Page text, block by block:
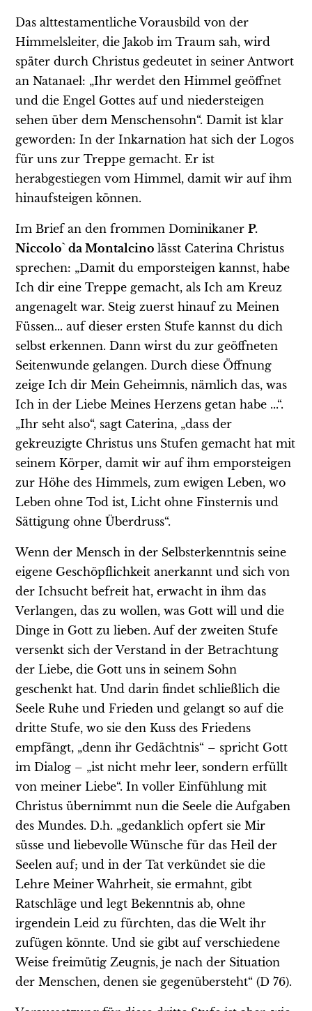
Das alttestamentliche Vorausbild von der
Himmelsleiter, die Jakob im Traum sah, wird
später durch Christus gedeutet in seiner Antwort
an Natanael: „Ihr werdet den Himmel geöffnet
und die Engel Gottes auf und niedersteigen
sehen über dem Menschensohn“. Damit ist klar
geworden: In der Inkarnation hat sich der Logos
für uns zur Treppe gemacht. Er ist
herabgestiegen vom Himmel, damit wir auf ihm
hinaufsteigen können.
Im Brief an den frommen DominikanerP.
Niccolo` da Montalcinolässt Caterina Christus
sprechen: „Damit du emporsteigen kannst, habe
Ich dir eine Treppe gemacht, als Ich am Kreuz
angenagelt war. Steig zuerst hinauf zu Meinen
Füssen... auf dieser ersten Stufe kannst du dich
selbst erkennen. Dann wirst du zur geöffneten
Seitenwunde gelangen. Durch diese Öffnung
zeige Ich dir Mein Geheimnis, nämlich das, was
Ich in der Liebe Meines Herzens getan habe ...“.
„Ihr seht also“, sagt Caterina, „dass der
gekreuzigte Christus uns Stufen gemacht hat mit
seinem Körper, damit wir auf ihm emporsteigen
zur Höhe des Himmels, zum ewigen Leben, wo
Leben ohne Tod ist, Licht ohne Finsternis und
Sättigung ohne Überdruss“.
Wenn der Mensch in der Selbsterkenntnis seine
eigene Geschöpflichkeit anerkannt und sich von
der Ichsucht befreit hat, erwacht in ihm das
Verlangen, das zu wollen, was Gott will und die
Dinge in Gott zu lieben. Auf der zweiten Stufe
versenkt sich der Verstand in der Betrachtung
der Liebe, die Gott uns in seinem Sohn
geschenkt hat. Und darin findet schließlich die
Seele Ruhe und Frieden und gelangt so auf die
dritte Stufe, wo sie den Kuss des Friedens
empfängt, „denn ihr Gedächtnis“ – spricht Gott
im Dialog – „ist nicht mehr leer, sondern erfüllt
von meiner Liebe“. In voller Einfühlung mit
Christus übernimmt nun die Seele die Aufgaben
des Mundes. D.h. „gedanklich opfert sie Mir
süsse und liebevolle Wünsche für das Heil der
Seelen auf; und in der Tat verkündet sie die
Lehre Meiner Wahrheit, sie ermahnt, gibt
Ratschläge und legt Bekenntnis ab, ohne
irgendein Leid zu fürchten, das die Welt ihr
zufügen könnte. Und sie gibt auf verschiedene
Weise freimütig Zeugnis, je nach der Situation
der Menschen, denen sie gegenübersteht“ (D 76).